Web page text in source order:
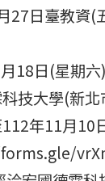
27日臺教資(
18日(星期
技大學(新
年11月10